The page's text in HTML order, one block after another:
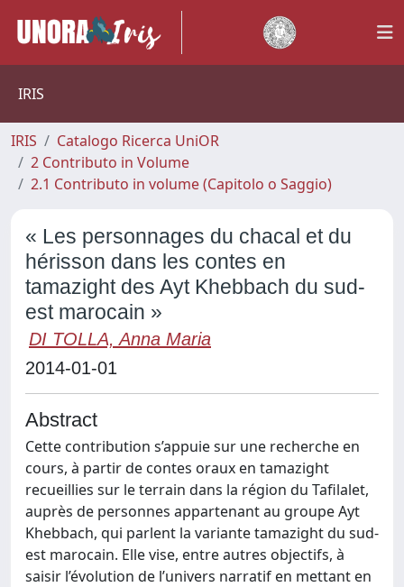
IRIS
IRIS
Catalogo Ricerca UniOR
2 Contributo in Volume
2.1 Contributo in volume (Capitolo o Saggio)
« Les personnages du chacal et du
hérisson dans les contes en
tamazight des Ayt Khebbach du sud-
est marocain »
DI TOLLA, Anna Maria
2014-01-01
Abstract
Cette contribution s’appuie sur une recherche en
cours, à partir de contes oraux en tamazight
recueillies sur le terrain dans la région du Tafilalet,
auprès de personnes appartenant au groupe Ayt
Khebbach, qui parlent la variante tamazight du sud-
est marocain. Elle vise, entre autres objectifs, à
saisir l’évolution de l’univers narratif en mettant en